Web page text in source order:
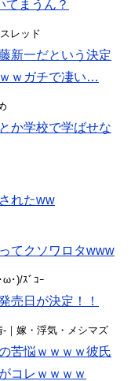
てまうん？
レッド
新一だという決定
ｗガチで凄い…
か学校で学ばせな
れたww
てクソワロタwww
ω･)/ｽﾞｺｰ
売日が決定！！
｜嫁・浮気・メシマズ
苦悩ｗｗｗｗ彼氏
コレｗｗｗｗ